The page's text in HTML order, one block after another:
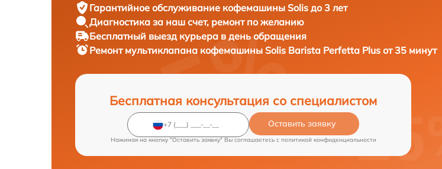
Гарантийное обслуживание кофемашины Solis до 3 лет
Диагностика за наш счет, ремонт по желанию
Бесплатный выезд курьера в день обращения
Ремонт мультиклапана кофемашины Solis Barista Perfetta Plus от 35 минут
Бесплатная консультация со специалистом
Оставить заявку
Нажимая на кнопку "Оставить заявку" Вы соглашаетесь c политикой конфиденциальности